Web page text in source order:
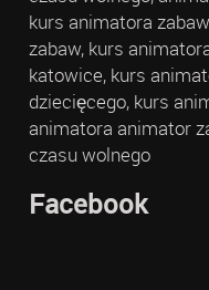
kurs animatora
zabaw, kurs
katowice, kurs
dziecięcego, kurs
animatora animator
czasu wolnego
Facebook